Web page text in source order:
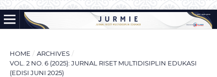
HOME / ARCHIVES /
VOL. 2 NO. 6 (2025): JURNAL RISET MULTIDISIPLIN EDUKASI
(EDISI JUNI 2025)